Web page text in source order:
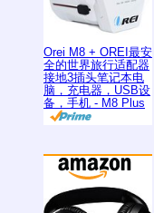
Orei M8 + OREI最安
全的世界旅行适配器
接地3插头笔记本电
脑，充电器，USB设
备，手机 - M8 Plus